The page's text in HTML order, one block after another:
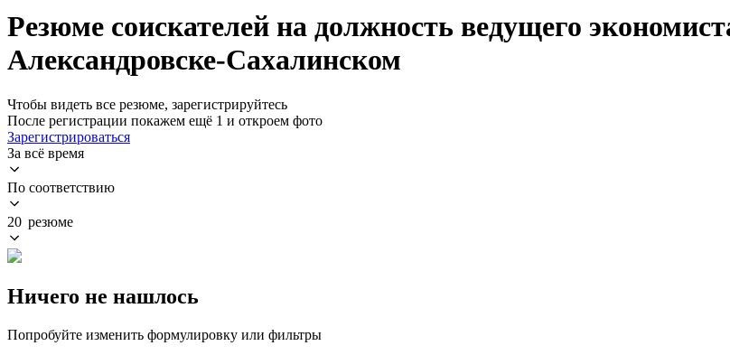
Резюме соискателей на должность ведущего
Александровске-Сахалинском
Чтобы видеть все резюме, зарегистрируйтесь
После регистрации покажем ещё 1 и откроем фото
Зарегистрироваться
За всё время
По соответствию
20 резюме
Ничего не нашлось
Попробуйте изменить формулировку или фильтры